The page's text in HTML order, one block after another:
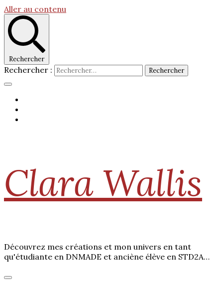
Aller au contenu
Rechercher
Rechercher :
Clara Wallis
Découvrez mes créations et mon univers en tant
qu'étudiante en DNMADE et anciène élève en STD2A…